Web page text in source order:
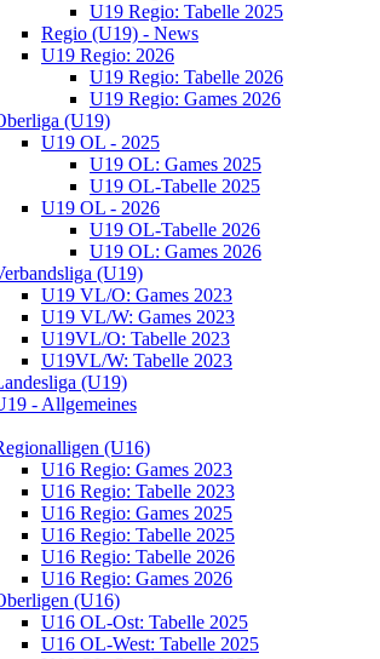
U19 Regio: Tabelle 2025
Regio (U19) - News
U19 Regio: 2026
U19 Regio: Tabelle 2026
U19 Regio: Games 2026
(U19)
U19 OL - 2025
U19 OL: Games 2025
U19 OL-Tabelle 2025
U19 OL - 2026
U19 OL-Tabelle 2026
U19 OL: Games 2026
(U19)
U19 VL/O: Games 2023
U19 VL/W: Games 2023
U19VL/O: Tabelle 2023
U19VL/W: Tabelle 2023
(U19)
- Allgemeines
(U16)
U16 Regio: Games 2023
U16 Regio: Tabelle 2023
U16 Regio: Games 2025
U16 Regio: Tabelle 2025
U16 Regio: Tabelle 2026
U16 Regio: Games 2026
(U16)
U16 OL-Ost: Tabelle 2025
U16 OL-West: Tabelle 2025